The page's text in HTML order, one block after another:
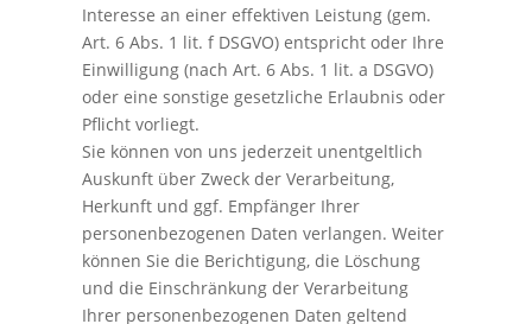
Interesse an einer effektiven Leistung (gem.
Art. 6 Abs. 1 lit. f DSGVO) entspricht oder Ihre
Einwilligung (nach Art. 6 Abs. 1 lit. a DSGVO)
oder eine sonstige gesetzliche Erlaubnis oder
Pflicht vorliegt.
Sie können von uns jederzeit unentgeltlich
Auskunft über Zweck der Verarbeitung,
Herkunft und ggf. Empfänger Ihrer
personenbezogenen Daten verlangen. Weiter
können Sie die Berichtigung, die Löschung
und die Einschränkung der Verarbeitung
Ihrer personenbezogenen Daten geltend